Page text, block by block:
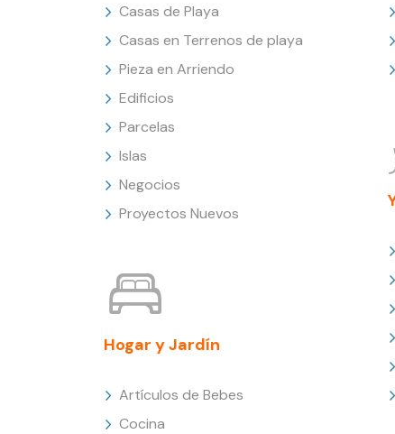
Casas de Playa
Casas en Terrenos de playa
Pieza en Arriendo
Edificios
Parcelas
Islas
Negocios
Proyectos Nuevos
Hogar y Jardín
Artículos de Bebes
Cocina